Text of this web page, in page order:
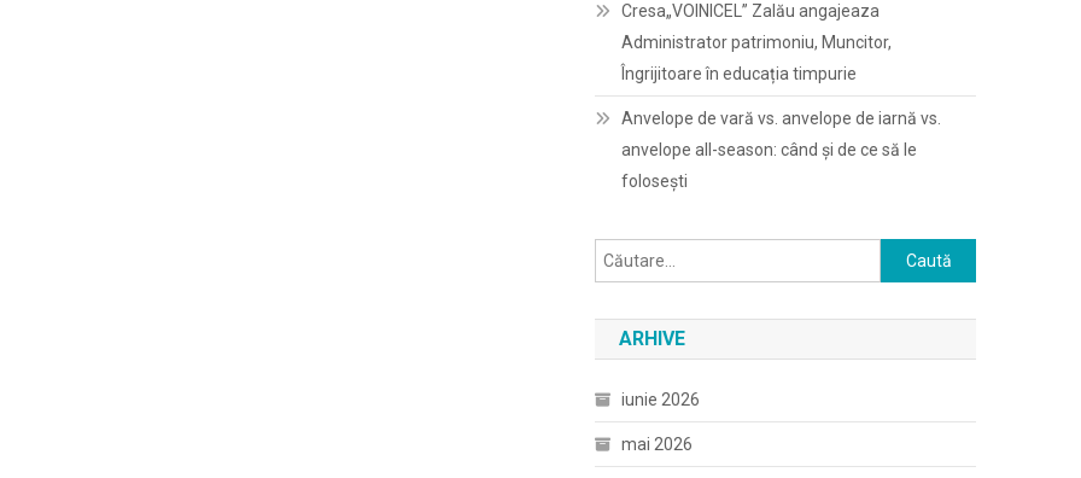
Cresa„VOINICEL” Zalău angajeaza
Administrator patrimoniu, Muncitor,
Îngrijitoare în educația timpurie
Anvelope de vară vs. anvelope de iarnă vs.
anvelope all-season: când și de ce să le
folosești
Caută
după:
ARHIVE
iunie 2026
mai 2026